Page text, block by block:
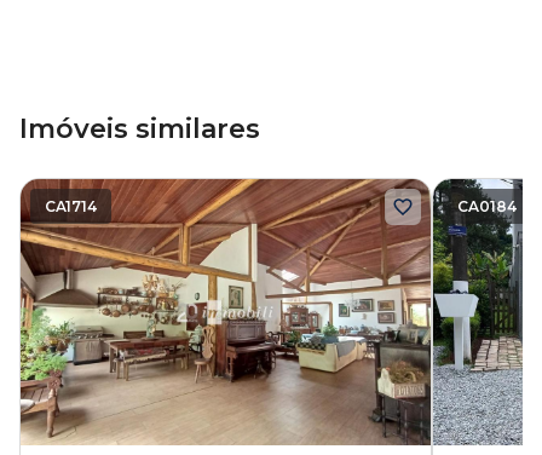
Imóveis similares
CA1714 CA0184